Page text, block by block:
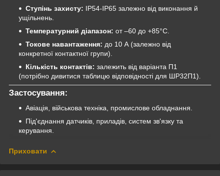
Ступінь захисту: IP54-IP65 залежно від виконання й
ущільнень.
Температурний діапазон: от –60 до +85°C.
Токове навантаження: до 10 А (залежно від
конкретної контактної групи).
Кількість контактів: залежить від варіанта П1
(потрібно дивитися таблицю відповідності для ШР32П1).
Застосування:
Авіація, військова техніка, промислове обладнання.
Під'єднання датчиків, приладів, систем зв'язку та
керування.
Приховати